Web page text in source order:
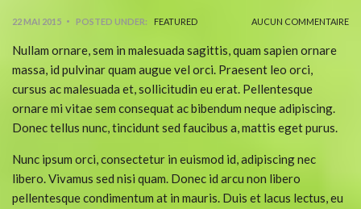
22 MAI 2015 POSTED UNDER: FEATURED AUCUN COMMENTAIRE
Nullam ornare, sem in malesuada sagittis, quam sapien ornare
massa, id pulvinar quam augue vel orci. Praesent leo orci,
cursus ac malesuada et, sollicitudin eu erat. Pellentesque
ornare mi vitae sem consequat ac bibendum neque adipiscing.
Donec tellus nunc, tincidunt sed faucibus a, mattis eget purus.
Nunc ipsum orci, consectetur in euismod id, adipiscing nec
libero. Vivamus sed nisi quam. Donec id arcu non libero
pellentesque condimentum at in mauris. Duis et lacus lectus, eu